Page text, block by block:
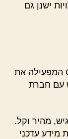
ישנן גם
להזמנת טיסה של חברת CN AIRWAYS המפעילה את
עם חברת
מהיר וקל.
מידע עדכני